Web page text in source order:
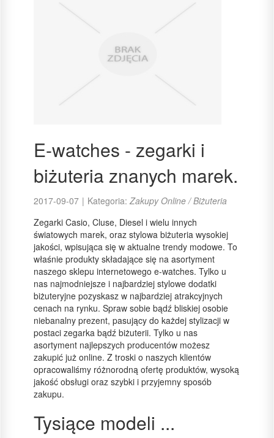
E-watches - zegarki i
biżuteria znanych marek.
2017-09-07 | Kategoria:Zakupy Online / Biżuteria
Zegarki Casio, Cluse, Diesel i wielu innych
światowych marek, oraz stylowa biżuteria wysokiej
jakości, wpisująca się w aktualne trendy modowe. To
właśnie produkty składające się na asortyment
naszego sklepu internetowego e-watches. Tylko u
nas najmodniejsze i najbardziej stylowe dodatki
biżuteryjne pozyskasz w najbardziej atrakcyjnych
cenach na rynku. Spraw sobie bądź bliskiej osobie
niebanalny prezent, pasujący do każdej stylizacji w
postaci zegarka bądź biżuterii. Tylko u nas
asortyment najlepszych producentów możesz
zakupić już online. Z troski o naszych klientów
opracowaliśmy różnorodną ofertę produktów, wysoką
jakość obsługi oraz szybki i przyjemny sposób
zakupu.
Tysiące modeli ...